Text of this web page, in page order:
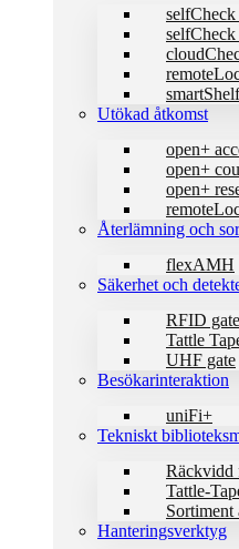
Utökad åtkomst
open+
open+
open+
Återlämning och
flexAMH
Säkerhet och
RFID gate
Tattle
UHF gate
Besökarinteraktion
uniFi+
Tekniskt
Räckvidd
Tattle-
Hanteringsverktyg